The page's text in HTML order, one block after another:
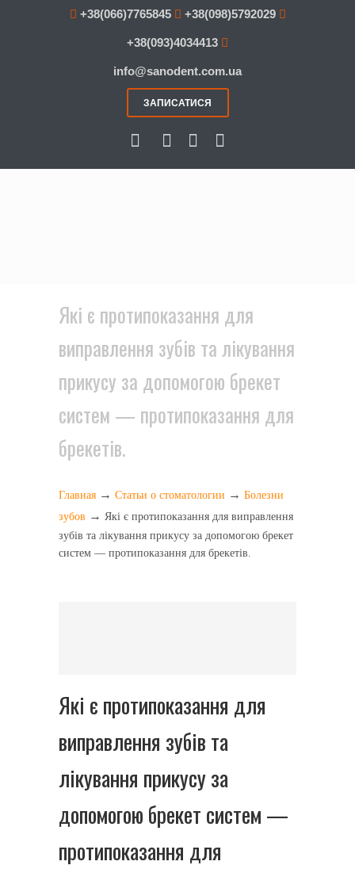
+38(066)7765845 +38(098)5792029
+38(093)4034413
info@sanodent.com.ua
ЗАПИСАТИСЯ
Які є протипоказання для
виправлення зубів та лікування
прикусу за допомогою брекет
систем — протипоказання для
брекетів.
Главная → Статьи о стоматологии → Болезни
зубов → Які є протипоказання для виправлення
зубів та лікування прикусу за допомогою брекет
систем — протипоказання для брекетів.
Які є протипоказання для
виправлення зубів та
лікування прикусу за
допомогою брекет систем —
протипоказання для